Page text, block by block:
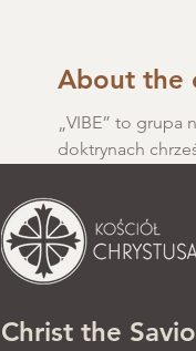
About the
„VIBE” to grupa
doktrynach
Christ the